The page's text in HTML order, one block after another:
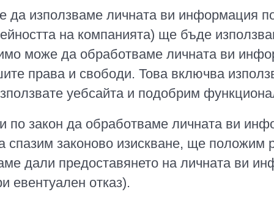
да използваме личната ви информация
на компанията) ще бъде
може да обработваме личната ви
права и свободи. Това включва
уебсайта и подобрим
по закон да обработваме личната ви
законово изискване, ще положим
дали предоставянето на личната ви
евентуален отказ).